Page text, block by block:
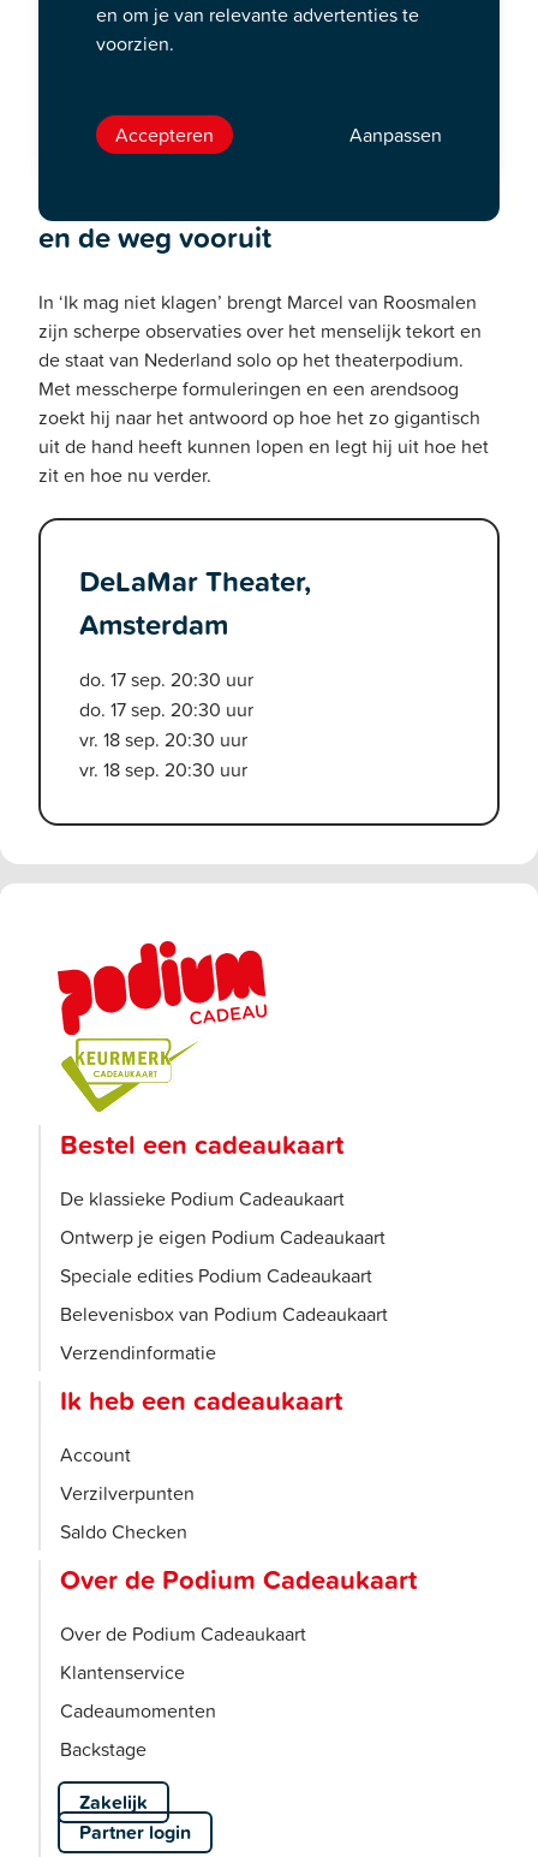
en de weg vooruit
In ‘Ik mag niet klagen’ brengt Marcel van Roosmalen
zijn scherpe observaties over het menselijk tekort en
de staat van Nederland solo op het theaterpodium.
Met messcherpe formuleringen en een arendsoog
zoekt hij naar het antwoord op hoe het zo gigantisch
uit de hand heeft kunnen lopen en legt hij uit hoe het
zit en hoe nu verder.
DeLaMar Theater,
Amsterdam
do. 17 sep. 20:30 uur
do. 17 sep. 20:30 uur
vr. 18 sep. 20:30 uur
vr. 18 sep. 20:30 uur
Geef een speciale DeLaMar
Bestellen
Bestel een cadeaukaart
De klassieke Podium Cadeaukaart
Ontwerp je eigen Podium Cadeaukaart
Speciale edities Podium Cadeaukaart
Belevenisbox van Podium Cadeaukaart
Verzendinformatie
Ik heb een cadeaukaart
Account
Verzilverpunten
Saldo Checken
Over de Podium Cadeaukaart
Over de Podium Cadeaukaart
Klantenservice
Cadeaumomenten
Backstage
Zakelijk
Partner login
en om je van relevante advertenties te
voorzien.
Accepteren Aanpassen